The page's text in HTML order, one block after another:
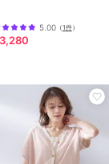
5.00（1件）